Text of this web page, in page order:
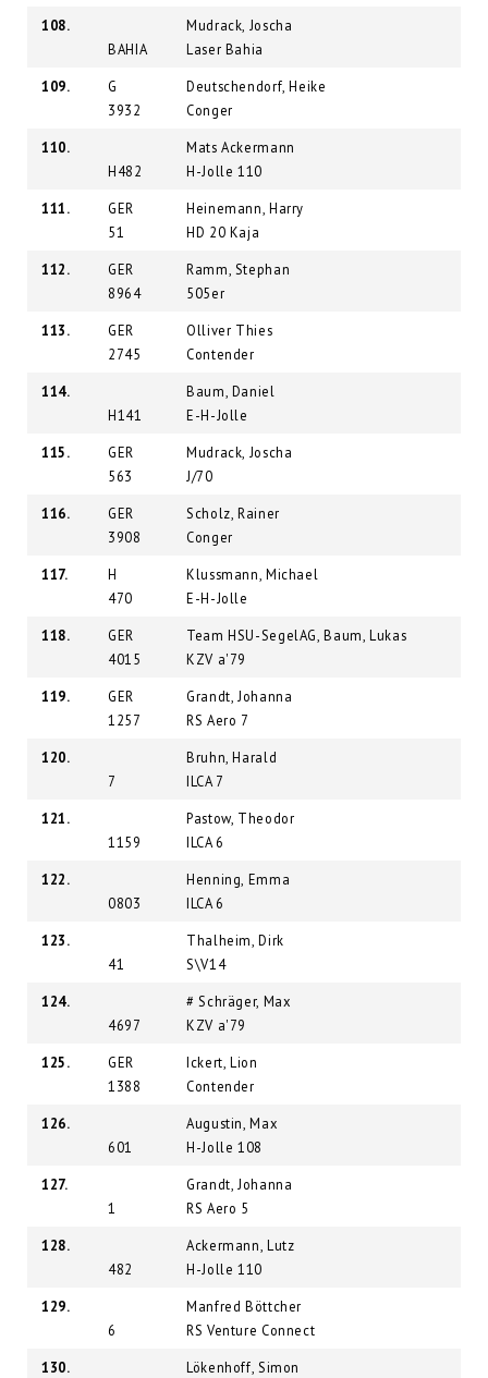
108.
BAHIA
Mudrack, Joscha
Laser Bahia
109.
G
3932
Deutschendorf, Heike
Conger
110.
H482
Mats Ackermann
H-Jolle 110
111.
GER
51
Heinemann, Harry
HD 20 Kaja
112.
GER
8964
Ramm, Stephan
505er
113.
GER
2745
Olliver Thies
Contender
114.
H141
Baum, Daniel
E-H-Jolle
115.
GER
563
Mudrack, Joscha
J/70
116.
GER
3908
Scholz, Rainer
Conger
117.
H
470
Klussmann, Michael
E-H-Jolle
118.
GER
4015
Team HSU-SegelAG, Baum, Lukas
KZV a'79
119.
GER
1257
Grandt, Johanna
RS Aero 7
120.
7
Bruhn, Harald
ILCA 7
121.
1159
Pastow, Theodor
ILCA 6
122.
0803
Henning, Emma
ILCA 6
123.
41
Thalheim, Dirk
S\V14
124.
4697
# Schräger, Max
KZV a'79
125.
GER
1388
Ickert, Lion
Contender
126.
601
Augustin, Max
H-Jolle 108
127.
1
Grandt, Johanna
RS Aero 5
128.
482
Ackermann, Lutz
H-Jolle 110
129.
6
Manfred Böttcher
RS Venture Connect
130.
Lökenhoff, Simon